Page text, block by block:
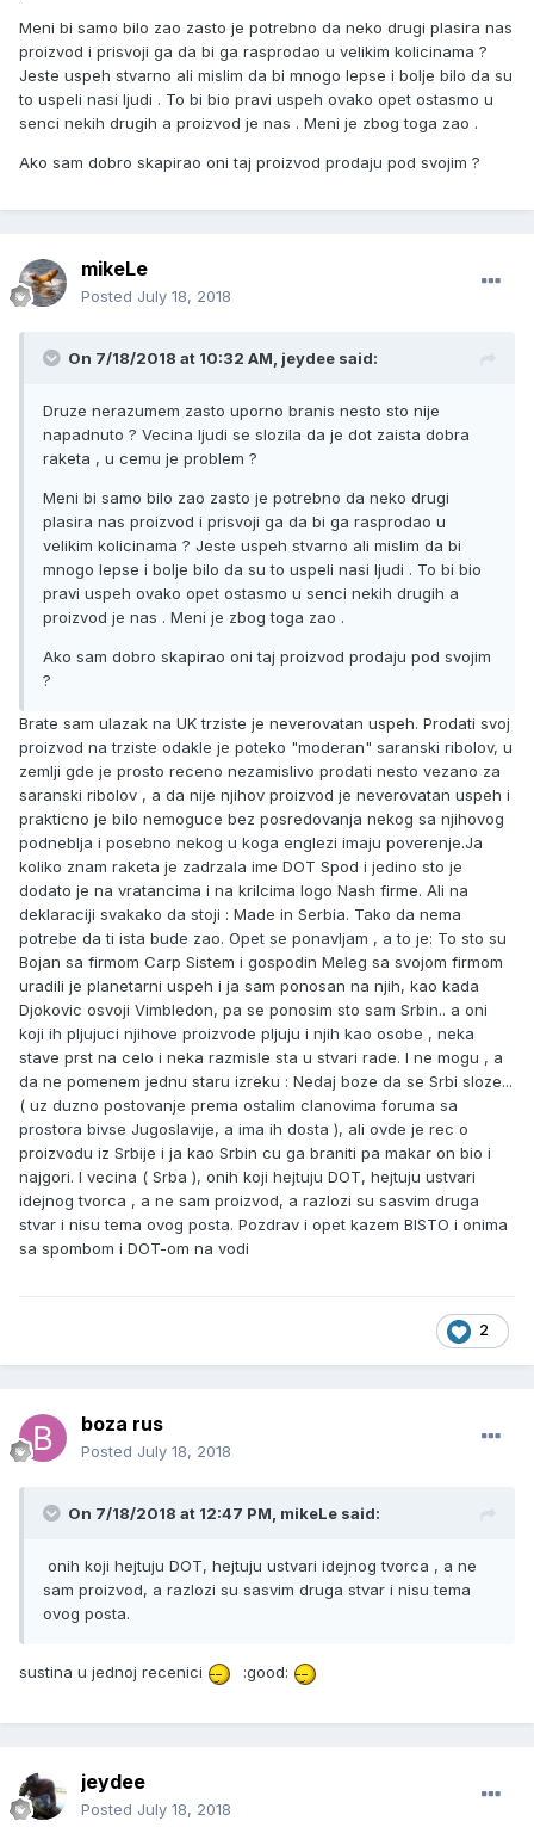
Meni bi samo bilo zao zasto je potrebno da neko drugi plasira nas
proizvod i prisvoji ga da bi ga rasprodao u velikim kolicinama ?
Jeste uspeh stvarno ali mislim da bi mnogo lepse i bolje bilo da su
to uspeli nasi ljudi . To bi bio pravi uspeh ovako opet ostasmo u
senci nekih drugih a proizvod je nas . Meni je zbog toga zao .
Ako sam dobro skapirao oni taj proizvod prodaju pod svojim ?
mikeLe
Posted July 18, 2018
On 7/18/2018 at 10:32 AM, jeydee said:
Druze nerazumem zasto uporno branis nesto sto nije
napadnuto ? Vecina ljudi se slozila da je dot zaista dobra
raketa , u cemu je problem ?
Meni bi samo bilo zao zasto je potrebno da neko drugi
plasira nas proizvod i prisvoji ga da bi ga rasprodao u
velikim kolicinama ? Jeste uspeh stvarno ali mislim da bi
mnogo lepse i bolje bilo da su to uspeli nasi ljudi . To bi bio
pravi uspeh ovako opet ostasmo u senci nekih drugih a
proizvod je nas . Meni je zbog toga zao .
Ako sam dobro skapirao oni taj proizvod prodaju pod svojim
?
Brate sam ulazak na UK trziste je neverovatan uspeh. Prodati svoj
proizvod na trziste odakle je poteko "moderan" saranski ribolov, u
zemlji gde je prosto receno nezamislivo prodati nesto vezano za
saranski ribolov , a da nije njihov proizvod je neverovatan uspeh i
prakticno je bilo nemoguce bez posredovanja nekog sa njihovog
podneblja i posebno nekog u koga englezi imaju poverenje.Ja
koliko znam raketa je zadrzala ime DOT Spod i jedino sto je
dodato je na vratancima i na krilcima logo Nash firme. Ali na
deklaraciji svakako da stoji : Made in Serbia. Tako da nema
potrebe da ti ista bude zao. Opet se ponavljam , a to je: To sto su
Bojan sa firmom Carp Sistem i gospodin Meleg sa svojom firmom
uradili je planetarni uspeh i ja sam ponosan na njih, kao kada
Djokovic osvoji Vimbledon, pa se ponosim sto sam Srbin.. a oni
koji ih pljujuci njihove proizvode pljuju i njih kao osobe , neka
stave prst na celo i neka razmisle sta u stvari rade. I ne mogu , a
da ne pomenem jednu staru izreku : Nedaj boze da se Srbi sloze...
( uz duzno postovanje prema ostalim clanovima foruma sa
prostora bivse Jugoslavije, a ima ih dosta ), ali ovde je rec o
proizvodu iz Srbije i ja kao Srbin cu ga braniti pa makar on bio i
najgori. I vecina ( Srba ), onih koji hejtuju DOT, hejtuju ustvari
idejnog tvorca , a ne sam proizvod, a razlozi su sasvim druga
stvar i nisu tema ovog posta. Pozdrav i opet kazem BISTO i onima
sa spombom i DOT-om na vodi
2
boza rus
Posted July 18, 2018
On 7/18/2018 at 12:47 PM, mikeLe said:
onih koji hejtuju DOT, hejtuju ustvari idejnog tvorca , a ne
sam proizvod, a razlozi su sasvim druga stvar i nisu tema
ovog posta.
sustina u jednoj recenici :good:
jeydee
Posted July 18, 2018